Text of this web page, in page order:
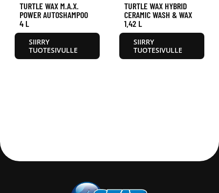
TURTLE WAX M.A.X.
POWER AUTOSHAMPOO
4 L
SIIRRY
TUOTESIVULLE
TURTLE WAX HYBRID
CERAMIC WASH & WAX
1,42 L
SIIRRY
TUOTESIVULLE